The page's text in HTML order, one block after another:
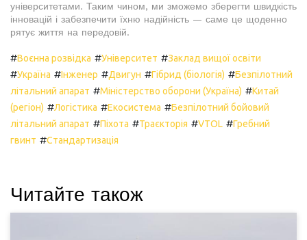
університетами. Таким чином, ми зможемо зберегти швидкість
інновацій і забезпечити їхню надійність — саме це щоденно
рятує життя на передовій.
#Воєнна розвідка #Університет #Заклад вищої освіти
#Україна #Інженер #Двигун #Гібрид (біологія) #Безпілотний
літальний апарат #Міністерство оборони (Україна) #Китай
(регіон) #Логістика #Екосистема #Безпілотний бойовий
літальний апарат #Піхота #Траєкторія #VTOL #Гребний
гвинт #Стандартизація
Читайте також